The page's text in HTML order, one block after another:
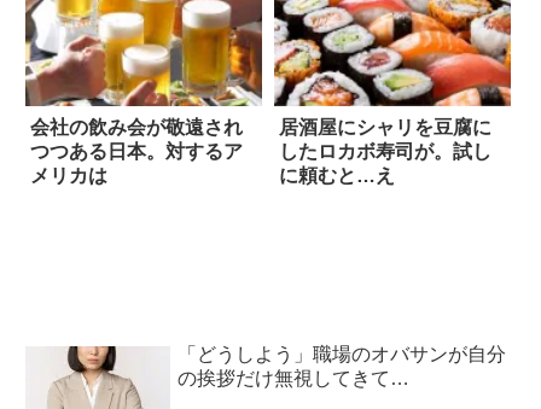
会社の飲み会が敬遠され
つつある日本。対するア
メリカは
居酒屋にシャリを豆腐に
したロカボ寿司が。試し
に頼むと…え
「どうしよう」職場のオバサンが自分
の挨拶だけ無視してきて…